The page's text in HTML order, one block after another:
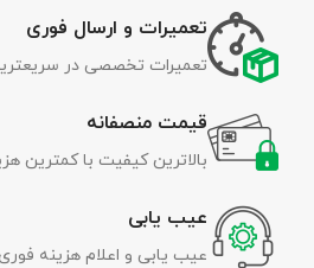
تعمیرات و ارسال فوری
تعمیرات تخصصی در
قیمت منصفانه
بالاترین کیفیت با کمترین
عیب یابی
عیب یابی و اعلام هزینه فوری